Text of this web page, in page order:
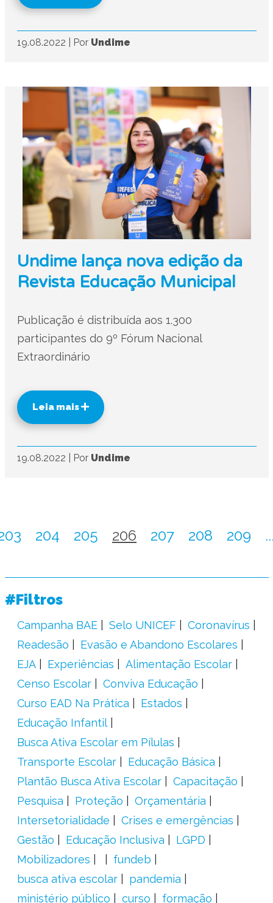
19.08.2022 Por Undime
Undime lança nova edição da
Revista Educação Municipal
Publicação é distribuída aos 1.300
participantes do 9º Fórum Nacional
Extraordinário
Leia mais
19.08.2022 Por Undime
204 205 206 207 208 209
#Filtros
Campanha BAE Selo UNICEF
Coronavírus
Readesão
Evasão e Abandono Escolares
EJA
Experiências
Alimentação Escolar
Censo Escolar
Conviva Educação
Curso EAD Na Prática
Estados
Educação Infantil
Busca Ativa Escolar em Pílulas
Transporte Escolar
Educação Básica
Plantão Busca Ativa Escolar
Capacitação
Pesquisa
Proteção
Orçamentária
Intersetorialidade
Crises e emergências
Gestão
Educação Inclusiva
LGPD
Mobilizadores
fundeb
busca ativa escolar
pandemia
ministério público
curso formação